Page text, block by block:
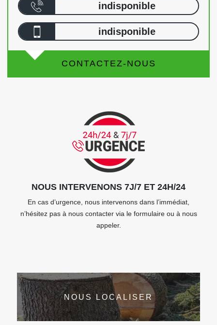
indisponible
indisponible
CONTACTEZ-NOUS
NOUS INTERVENONS 7J/7 ET 24H/24
En cas d’urgence, nous intervenons dans l’immédiat,
n’hésitez pas à nous contacter via le formulaire ou à nous
appeler.
NOUS LOCALISER